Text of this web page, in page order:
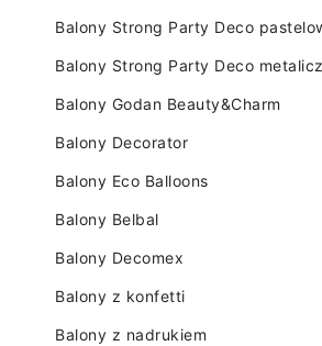
Balony Strong Party Deco
Balony Strong Party Deco
Balony Godan Beauty&Charm
Balony Decorator
Balony Eco Balloons
Balony Belbal
Balony Decomex
Balony z konfetti
Balony z nadrukiem